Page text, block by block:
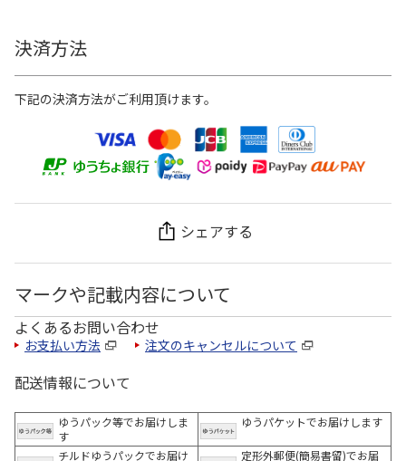
決済方法
下記の決済方法がご利用頂けます。
シェアする
マークや記載内容について
よくあるお問い合わせ
お支払い方法 注文のキャンセルについて
配送情報について
ゆうパック等でお届けしま
す
ゆうパケットでお届けします
チルドゆうパックでお届け
定形外郵便(簡易書留)でお届